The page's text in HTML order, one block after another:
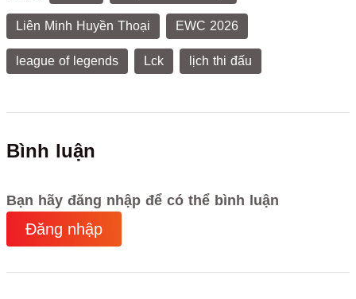
Liên Minh Huyền Thoại EWC 2026
league of legends Lck lịch thi đấu
Bình luận
Bạn hãy đăng nhập để có thể bình luận
Đăng nhập